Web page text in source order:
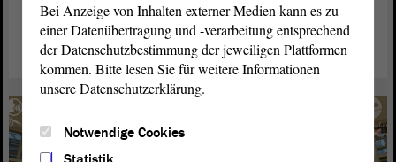
weiterlesen
Bei Anzeige von Inhalten externer Medien kann es zu
einer Datenübertragung und -verarbeitung entsprechend
der Datenschutzbestimmung der jeweiligen Plattformen
kommen. Bitte lesen Sie für weitere Informationen
unsere Datenschutzerklärung.
Notwendige Cookies